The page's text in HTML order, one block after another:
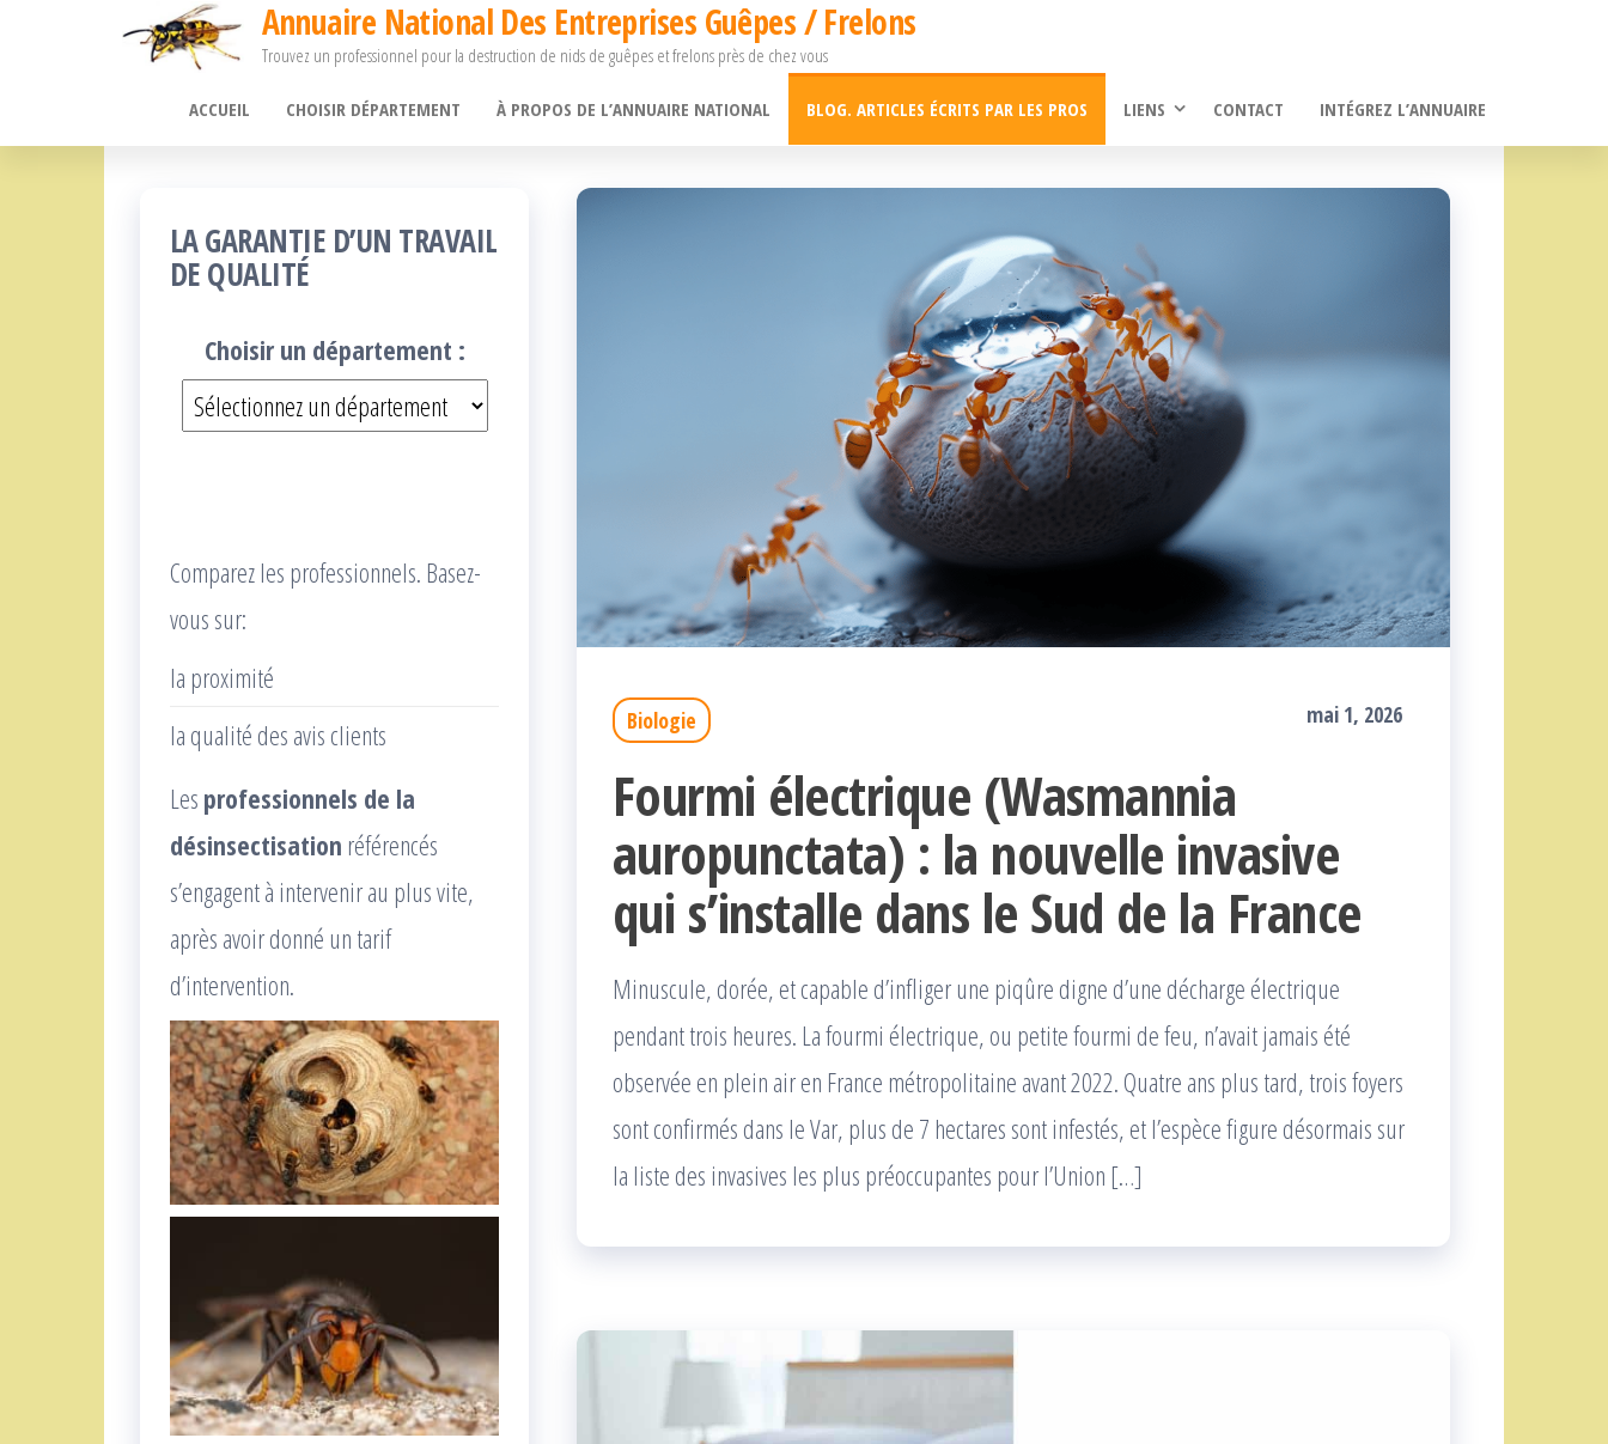
Annuaire National Des Entreprises Guêpes / Frelons
Trouvez un professionnel pour la destruction de nids de guêpes et frelons près de chez vous
ACCUEIL CHOISIR DÉPARTEMENT À PROPOS DE L’ANNUAIRE NATIONAL BLOG. ARTICLES ÉCRITS PAR LES PROS LIENS CONTACT INTÉGREZ L’ANNUAIRE
Biologie mai 1, 2026
Fourmi électrique (Wasmannia
auropunctata) : la nouvelle invasive
qui s’installe dans le Sud de la France
Minuscule, dorée, et capable d’infliger une piqûre digne d’une décharge électrique
pendant trois heures. La fourmi électrique, ou petite fourmi de feu, n’avait jamais été
observée en plein air en France métropolitaine avant 2022. Quatre ans plus tard, trois foyers
sont confirmés dans le Var, plus de 7 hectares sont infestés, et l’espèce figure désormais sur
la liste des invasives les plus préoccupantes pour l’Union […]
LA GARANTIE D’UN TRAVAIL
DE QUALITÉ
Choisir un département :
Comparez les professionnels. Basez-
vous sur:
la proximité
la qualité des avis clients
Les professionnels de la
désinsectisation référencés
s’engagent à intervenir au plus vite,
après avoir donné un tarif
d’intervention.